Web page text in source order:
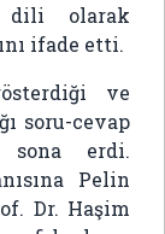
dili olarak
ifade etti.
ve
soru-cevap
sona erdi.
Pelin
Dr. Haşim